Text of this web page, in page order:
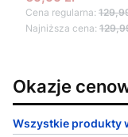
Cena regularna:
Najniższa cena:
Okazje
Wszystkie produkty